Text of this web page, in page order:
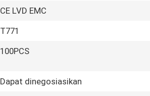
CE LVD EMC
T771
100PCS
Dapat dinegosiasikan